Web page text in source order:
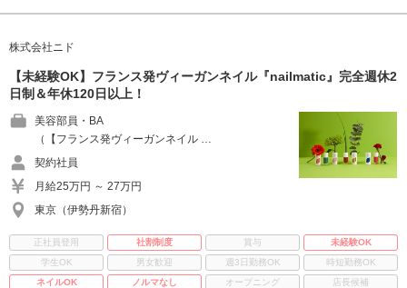
株式会社ニド
【未経験OK】フランス発ヴィーガンネイル『nailmatic』完全週休2
日制＆年休120日以上！
美容部員・BA
（【フランス発ヴィーガンネイル …
契約社員
月給25万円 ～ 27万円
東京（伊勢丹新宿）
正社員登用 社割制度 賞与
未経験OK
学生OK
男女歓迎 週3日勤務OK
時短勤務OK
ネイルOK
ノルマなし オープニング
店長候補